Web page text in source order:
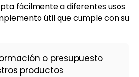
fácilmente a diferentes usos
útil que cumple con su
o presupuesto
productos